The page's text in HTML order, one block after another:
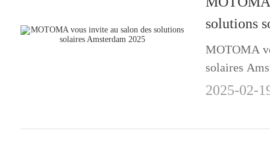
solutions
MOTOMA
solaires
2025-02-